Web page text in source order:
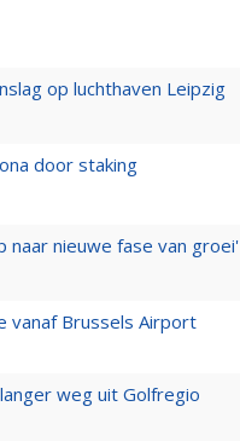
op luchthaven Leipzig
door staking
naar nieuwe fase van groei'
vanaf Brussels Airport
weg uit Golfregio